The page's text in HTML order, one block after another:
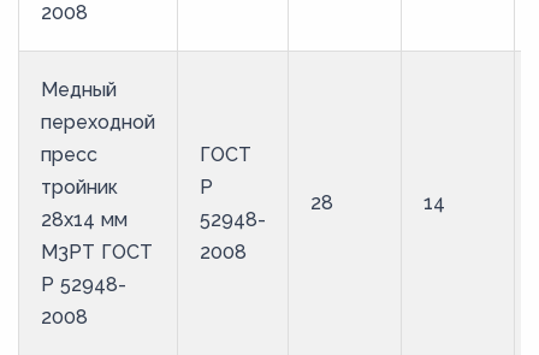
2008
Медный
переходной
пресс
тройник
28х14 мм
М3РТ ГОСТ
Р 52948-
2008
ГОСТ
Р
52948-
2008
28 14